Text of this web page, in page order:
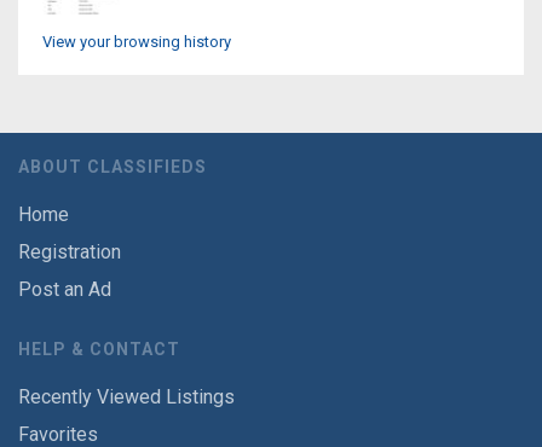
View your browsing history
ABOUT CLASSIFIEDS
Home
Registration
Post an Ad
HELP & CONTACT
Recently Viewed Listings
Favorites